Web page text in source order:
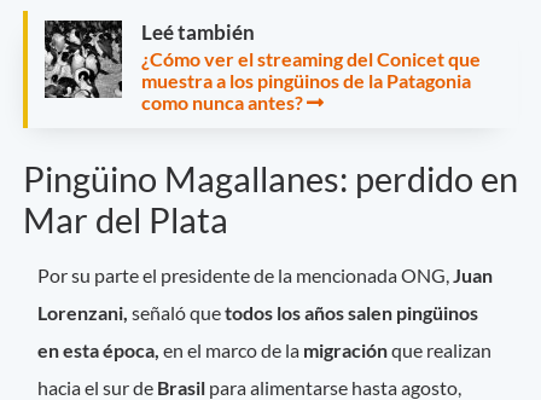
Leé también
¿Cómo ver el streaming del Conicet que
muestra a los pingüinos de la Patagonia
como nunca antes?
Pingüino Magallanes: perdido en
Mar del Plata
Por su parte el presidente de la mencionada ONG, Juan
Lorenzani, señaló quetodos los años salen pingüinos
en esta época, en el marco de la migraciónque realizan
hacia el sur de Brasil para alimentarse hasta agosto,